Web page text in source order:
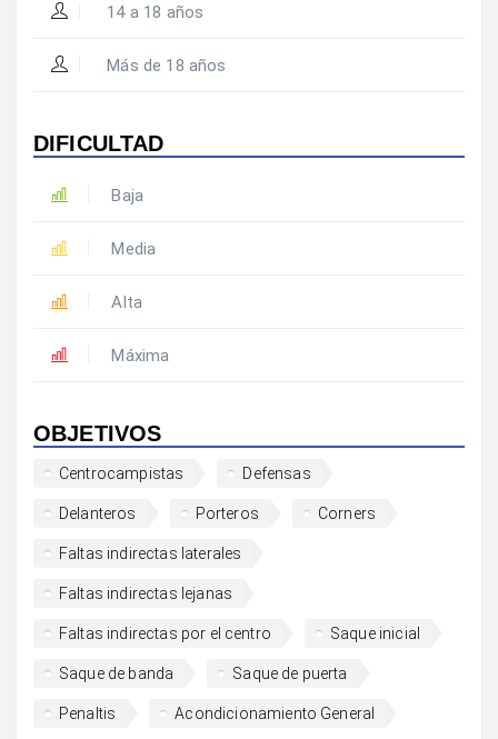
14 a 18 años
Más de 18 años
DIFICULTAD
Baja
Media
Alta
Máxima
OBJETIVOS
Centrocampistas Defensas
Delanteros Porteros Corners
Faltas indirectas laterales
Faltas indirectas lejanas
Faltas indirectas por el centro Saque inicial
Saque de banda Saque de puerta
Penaltis Acondicionamiento General